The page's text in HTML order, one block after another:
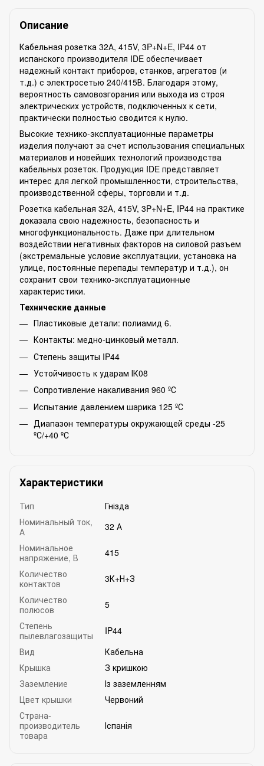
Описание
Кабельная розетка 32А, 415V, 3P+N+E, IP44 от
испанского производителя IDE обеспечивает
надежный контакт приборов, станков, агрегатов (и
т.д.) с электросетью 240/415В. Благодаря этому,
вероятность самовозгорания или выхода из строя
электрических устройств, подключенных к сети,
практически полностью сводится к нулю.
Высокие технико-эксплуатационные параметры
изделия получают за счет использования специальных
материалов и новейших технологий производства
кабельных розеток. Продукция IDE представляет
интерес для легкой промышленности, строительства,
производственной сферы, торговли и т.д.
Розетка кабельная 32А, 415V, 3P+N+E, IP44 на практике
доказала свою надежность, безопасность и
многофункциональность. Даже при длительном
воздействии негативных факторов на силовой разъем
(экстремальные условие эксплуатации, установка на
улице, постоянные перепады температур и т.д.), он
сохранит свои технико-эксплуатационные
характеристики.
Технические данные
Пластиковые детали: полиамид 6.
Контакты: медно-цинковый металл.
Степень защиты IP44
Устойчивость к ударам ІК08
Сопротивление накаливания 960 ºС
Испытание давлением шарика 125 ºС
Диапазон температуры окружающей среды -25
ºС/+40 ºС
Характеристики
Тип
Гнізда
Номинальный ток,
А
32 А
Номинальное
напряжение, В
415
Количество
контактов
3К+Н+З
Количество
полюсов
5
Степень
пылевлагозащиты
IP44
Вид
Кабельна
Крышка
З кришкою
Заземление
Із заземленням
Цвет крышки
Червоний
Страна-
производитель
товара
Іспанія